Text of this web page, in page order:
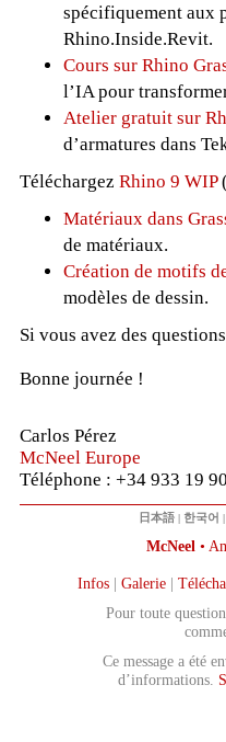
spécifiquement aux
Rhino.Inside.Revit.
Cours sur Rhino
l’IA pour
Atelier gratuit sur
d’armatures dans
Téléchargez Rhino 9 WIP
Matériaux dans
de matériaux.
Création de motifs
modèles de dessin.
Si vous avez des
Bonne journée !
Carlos Pérez
McNeel Europe
Téléphone : +34 933 19
日本語 | 한국어 |
McNeel •
Infos| Galerie|
Pour toute
Ce message a été
d’informations.